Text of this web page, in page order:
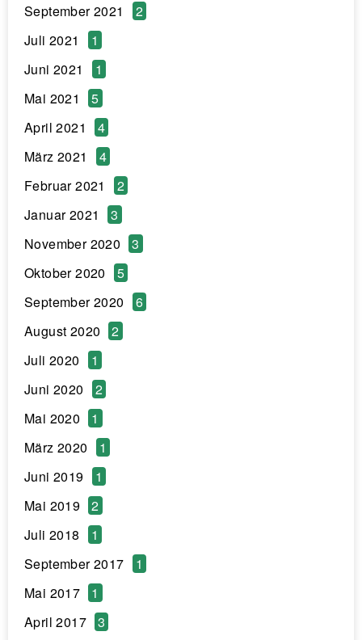
September 2021
2
Juli 2021
1
Juni 2021
1
Mai 2021
5
April 2021
4
März 2021
4
Februar 2021
2
Januar 2021
3
November 2020
3
Oktober 2020
5
September 2020
6
August 2020
2
Juli 2020
1
Juni 2020
2
Mai 2020
1
März 2020
1
Juni 2019
1
Mai 2019
2
Juli 2018
1
September 2017
1
Mai 2017
1
April 2017
3